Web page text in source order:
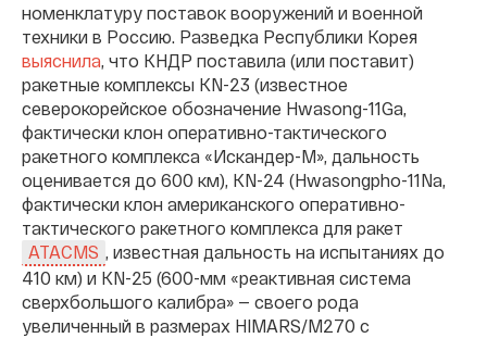
номенклатуру поставок вооружений и военной
техники в Россию. Разведка Республики Корея
выяснила , что КНДР поставила (или поставит)
ракетные комплексы KN-23 (известное
северокорейское обозначение Hwasong-11Ga,
фактически клон оперативно-тактического
ракетного комплекса «Искандер-М», дальность
оценивается до 600 км), KN-24 (Hwasongpho-11Na,
фактически клон американского оперативно-
тактического ракетного комплекса для ракет
ATACMS
, известная дальность на испытаниях до
410 км) и KN-25 (600-мм «реактивная система
сверхбольшого калибра» — своего рода
увеличенный в размерах HIMARS/M270 с